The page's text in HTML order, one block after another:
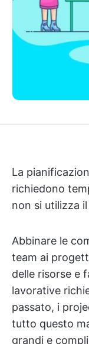
La
richiedono
non si utilizza
Abbinare le
team ai
delle risorse e
lavorative
passato, i
tutto questo
grandi e